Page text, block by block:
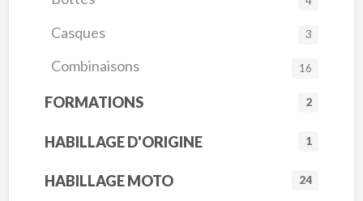
Casques 3
Combinaisons 16
FORMATIONS 2
HABILLAGE D'ORIGINE 1
HABILLAGE MOTO 24